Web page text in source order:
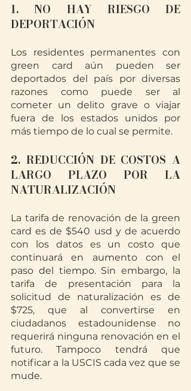
1. NO HAY RIESGO DE
DEPORTACIÓN
Los residentes permanentes con
green card aún pueden ser
deportados del país por diversas
razones como puede ser al
cometer un delito grave o viajar
fuera de los estados unidos por
más tiempo de lo cual se permite.
2. REDUCCIÓN DE COSTOS A
LARGO PLAZO POR LA
NATURALIZACIÓN
La tarifa de renovación de la green
card es de $540 usd y de acuerdo
con los datos es un costo que
continuará en aumento con el
paso del tiempo. Sin embargo, la
tarifa de presentación para la
solicitud de naturalización es de
$725, que al convertirse en
ciudadanos estadounidense no
requerirá ninguna renovación en el
futuro. Tampoco tendrá que
notificar a la USCIS cada vez que se
mude.